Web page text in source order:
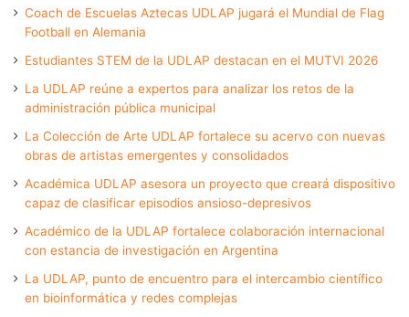
Coach de Escuelas Aztecas UDLAP jugará el Mundial de Flag
Football en Alemania
Estudiantes STEM de la UDLAP destacan en el MUTVI 2026
La UDLAP reúne a expertos para analizar los retos de la
administración pública municipal
La Colección de Arte UDLAP fortalece su acervo con nuevas
obras de artistas emergentes y consolidados
Académica UDLAP asesora un proyecto que creará dispositivo
capaz de clasificar episodios ansioso-depresivos
Académico de la UDLAP fortalece colaboración internacional
con estancia de investigación en Argentina
La UDLAP, punto de encuentro para el intercambio científico
en bioinformática y redes complejas